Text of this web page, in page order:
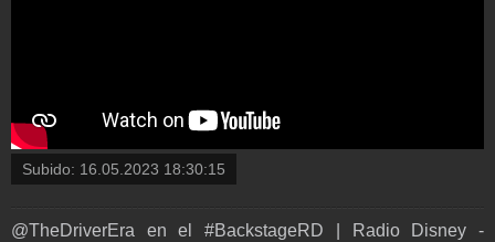
Subido: 16.05.2023 18:30:15
@TheDriverEra en el #BackstageRD | Radio Disney -